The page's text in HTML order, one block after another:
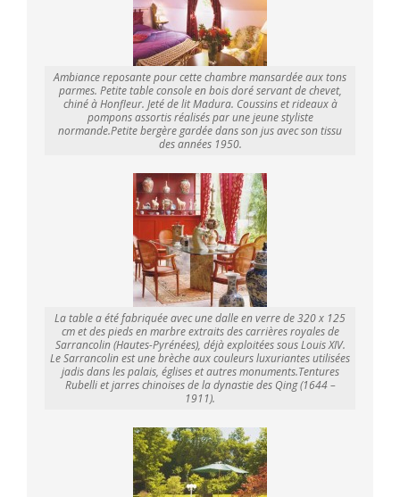
Ambiance reposante pour cette chambre mansardée aux tons
parmes. Petite table console en bois doré servant de chevet,
chiné à Honfleur. Jeté de lit Madura. Coussins et rideaux à
pompons assortis réalisés par une jeune styliste
normande.Petite bergère gardée dans son jus avec son tissu
des années 1950.
La table a été fabriquée avec une dalle en verre de 320 x 125
cm et des pieds en marbre extraits des carrières royales de
Sarrancolin (Hautes-Pyrénées), déjà exploitées sous Louis XIV.
Le Sarrancolin est une brèche aux couleurs luxuriantes utilisées
jadis dans les palais, églises et autres monuments.Tentures
Rubelli et jarres chinoises de la dynastie des Qing (1644 –
1911).